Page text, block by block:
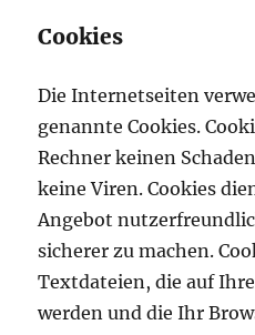
Cookies
Die Internetseiten
genannte Cookies.
Rechner keinen
keine Viren. Cookies
Angebot
sicherer zu machen.
Textdateien, die auf
werden und die Ihr